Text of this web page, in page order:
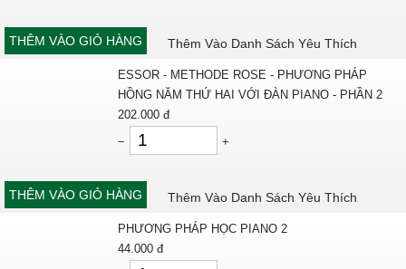
THÊM VÀO GIỎ HÀNG Thêm Vào Danh Sách Yêu Thích
ESSOR - METHODE ROSE - PHƯƠNG PHÁP
HỒNG NĂM THỨ HAI VỚI ĐÀN PIANO - PHẦN 2
202.000 đ
−
+
THÊM VÀO GIỎ HÀNG Thêm Vào Danh Sách Yêu Thích
PHƯƠNG PHÁP HỌC PIANO 2
44.000 đ